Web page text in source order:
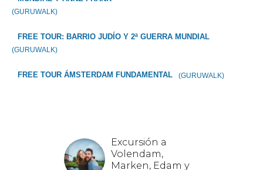
(GURUWALK)
FREE TOUR: BARRIO JUDÍO Y 2ª GUERRA MUNDIAL
(GURUWALK)
FREE TOUR ÁMSTERDAM FUNDAMENTAL (GURUWALK)